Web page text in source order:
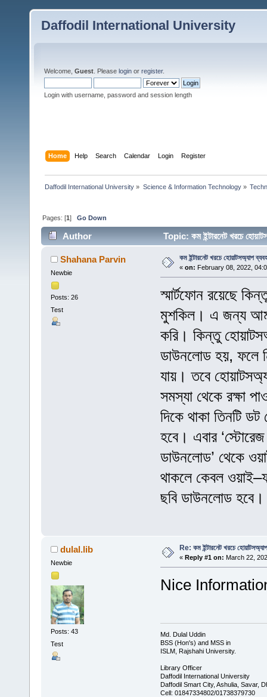
Daffodil International University
Welcome, Guest . Please login or register.
Login with username, password and session length
Home Help Search Calendar Login Register
Daffodil International University » Science & Information Technology»
Pages: [1]Go Down
Author Topic: কম ইন্টারনেট খরচে
Shahana Parvin
Newbie
Posts: 26
Test
কম ইন্টারনেট খরচে হোয়াটসঅ্যাপ
« on: February 08, 2022,
স্মার্টফোন রয়েছে
মুশকিল। এ জন্য
করি। কিন্তু
ডাউনলোড হয়, ফলে
যায়। তবে
সমস্যা থেকে রক্ষা
দিকে থাকা তিনটি
হবে। এবার
ডাউনলোড’ থেকে
থাকলে কেবল
ছবি ডাউনলোড
dulal.lib
Newbie
Posts: 43
Test
Re: কম ইন্টারনেট খরচে
« Reply #1 on: March 22,
Nice
Md. Dulal Uddin
BSS (Hon's) and MSS in
ISLM, Rajshahi University.
Library Officer
Daffodil International University
Daffodil Smart City, Ashulia, Savar,
Cell: 01847334802/01738379730